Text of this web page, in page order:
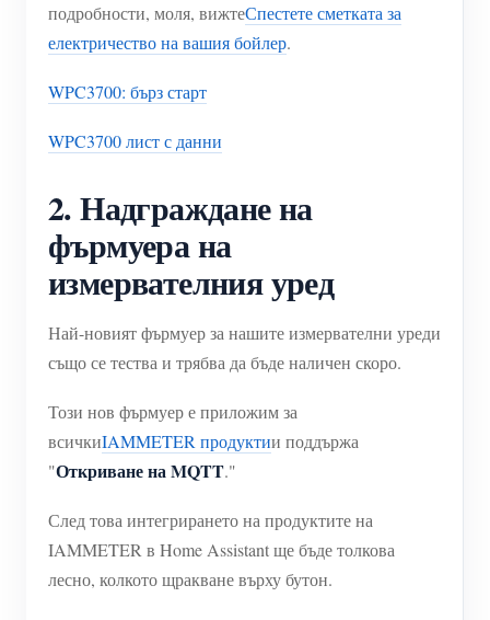
подробности, моля, вижтеСпестете сметката за
електричество на вашия бойлер.
WPC3700: бърз старт
WPC3700 лист с данни
2. Надграждане на
фърмуера на
измервателния уред
Най-новият фърмуер за нашите измервателни уреди
също се тества и трябва да бъде наличен скоро.
Този нов фърмуер е приложим за
всичкиIAMMETER продуктии поддържа
"Откриване на MQTT."
След това интегрирането на продуктите на
IAMMETER в Home Assistant ще бъде толкова
лесно, колкото щракване върху бутон.